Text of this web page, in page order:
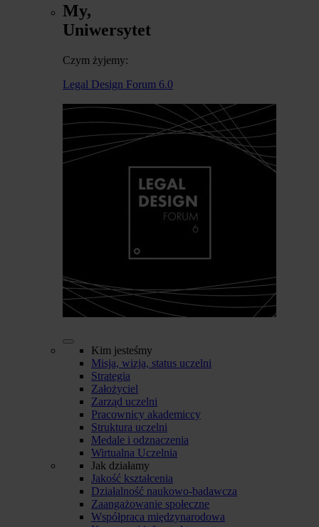
My,
Uniwersytet
Czym żyjemy:
Legal Design Forum 6.0
Kim jesteśmy
Misja, wizja, status uczelni
Strategia
Założyciel
Zarząd uczelni
Pracownicy akademiccy
Struktura uczelni
Medale i odznaczenia
Wirtualna Uczelnia
Jak działamy
Jakość kształcenia
Działalność naukowo-badawcza
Zaangażowanie społeczne
Współpraca międzynarodowa